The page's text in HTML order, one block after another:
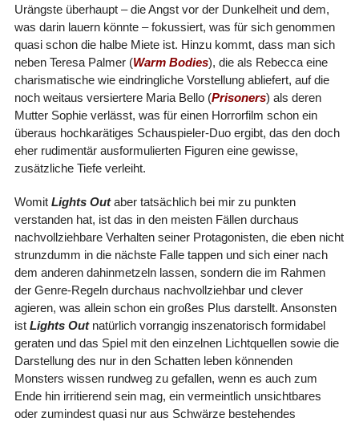
Urängste überhaupt – die Angst vor der Dunkelheit und dem,
was darin lauern könnte – fokussiert, was für sich genommen
quasi schon die halbe Miete ist. Hinzu kommt, dass man sich
neben Teresa Palmer (Warm Bodies), die als Rebecca eine
charismatische wie eindringliche Vorstellung abliefert, auf die
noch weitaus versiertere Maria Bello (Prisoners) als deren
Mutter Sophie verlässt, was für einen Horrorfilm schon ein
überaus hochkarätiges Schauspieler-Duo ergibt, das den doch
eher rudimentär ausformulierten Figuren eine gewisse,
zusätzliche Tiefe verleiht.
Womit Lights Outaber tatsächlich bei mir zu punkten
verstanden hat, ist das in den meisten Fällen durchaus
nachvollziehbare Verhalten seiner Protagonisten, die eben nicht
strunzdumm in die nächste Falle tappen und sich einer nach
dem anderen dahinmetzeln lassen, sondern die im Rahmen
der Genre-Regeln durchaus nachvollziehbar und clever
agieren, was allein schon ein großes Plus darstellt. Ansonsten
ist Lights Outnatürlich vorrangig inszenatorisch formidabel
geraten und das Spiel mit den einzelnen Lichtquellen sowie die
Darstellung des nur in den Schatten leben könnenden
Monsters wissen rundweg zu gefallen, wenn es auch zum
Ende hin irritierend sein mag, ein vermeintlich unsichtbares
oder zumindest quasi nur aus Schwärze bestehendes